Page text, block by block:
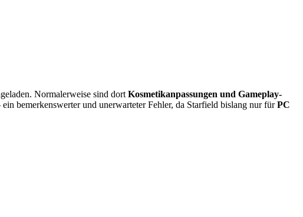
Normalerweise sind dort Kosmetikanpassungen und Gameplay-
ein bemerkenswerter und unerwarteter Fehler, da Starfield bislang nur fürPC